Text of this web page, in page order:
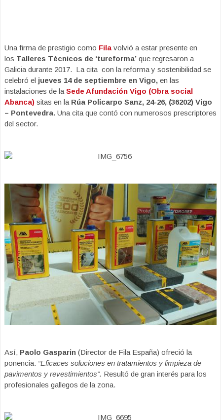
Una firma de prestigio como Fila volvió a estar presente en
los Talleres Técnicos de ‘tureforma’ que regresaron a
Galicia durante 2017. La cita con la reforma y sostenibilidad se
celebró el jueves 14 de septiembre en Vigo, en las
instalaciones de la Sede Afundación Vigo (Obra social
Abanca) sitas en la Rúa Policarpo Sanz, 24-26, (36202) Vigo
– Pontevedra. Una cita que contó con numerosos prescriptores
del sector.
Así, Paolo Gasparin (Director de Fila España) ofreció la
ponencia: “Eficaces soluciones en tratamientos y limpieza de
pavimentos y revestimientos”. Resultó de gran interés para los
profesionales gallegos de la zona.